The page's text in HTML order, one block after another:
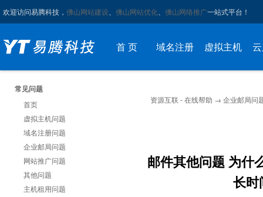
欢迎访问易腾科技， 佛山网站建设 佛山网站优化 佛山网络推广一站式平台！
首 页 域名注册 虚拟主机
常见问题
首页
虚拟主机问题
域名注册问题
企业邮局问题
网站推广问题
其他问题
主机租用问题
资源互联 - 在线帮助 → 企业邮局问
邮件其他问题 为什
长时